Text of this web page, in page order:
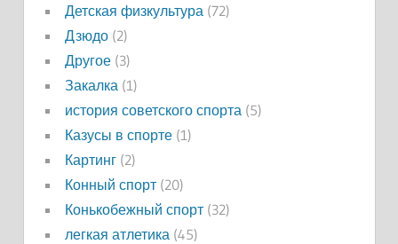
Детская физкультура (72)
Дзюдо(2)
Другое(3)
Закалка (1)
история советского спорта (5)
Казусы в спорте(1)
Картинг(2)
Конный спорт(20)
Конькобежный спорт(32)
легкая атлетика (45)